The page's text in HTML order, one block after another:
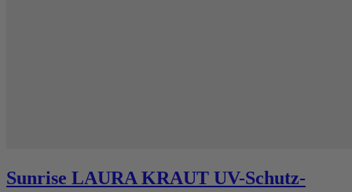
Sunrise LAURA KRAUT UV-Schutz-